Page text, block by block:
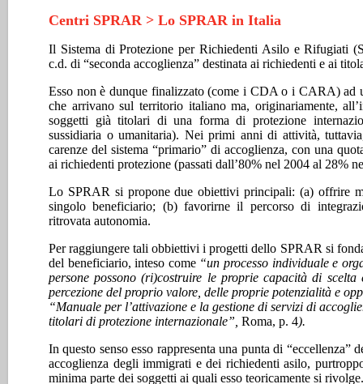
Centri SPRAR > Lo SPRAR in Italia
Il Sistema di Protezione per Richiedenti Asilo e Rifugiati
c.d. di “seconda accoglienza” destinata ai richiedenti e ai
Esso non è dunque finalizzato (come i CDA o i CARA) ad
che arrivano sul territorio italiano ma, originariamente,
soggetti già titolari di una forma di protezione
sussidiaria o umanitaria). Nei primi anni di attività,
carenze del sistema “primario” di accoglienza, con una
ai richiedenti protezione (passati dall’80% nel 2004 al 28%
Lo SPRAR si propone due obiettivi principali: (a) offrire
singolo beneficiario; (b) favorirne il percorso di
ritrovata autonomia.
Per raggiungere tali obbiettivi i progetti dello SPRAR si
del beneficiario, inteso come “un processo individuale e
persone possono (ri)costruire le proprie capacità di
percezione del proprio valore, delle proprie potenzialità e
“Manuale per l’attivazione e la gestione di servizi di
titolari di protezione internazionale”, Roma, p. 4).
In questo senso esso rappresenta una punta di “eccellenza”
accoglienza degli immigrati e dei richiedenti asilo,
minima parte dei soggetti ai quali esso teoricamente si rivolge.